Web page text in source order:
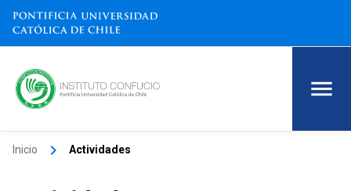
Inicio keyboard_arrow_right Actividades